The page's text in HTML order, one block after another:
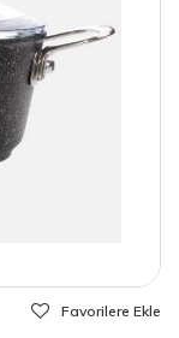
Favorilere Ekle